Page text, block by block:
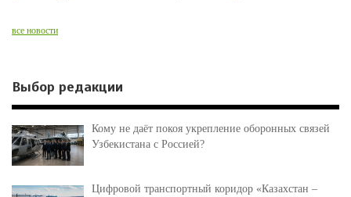
все новости
Выбор редакции
Кому не даёт покоя укрепление оборонных связей
Узбекистана с Россией?
Цифровой транспортный коридор «Казахстан –